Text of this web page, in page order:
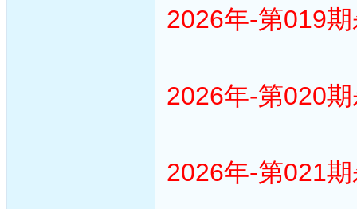
2026年-第019
2026年-第020
2026年-第021